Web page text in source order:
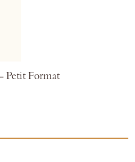
Petit Format